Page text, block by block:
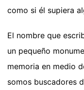
como si él supiera
El nombre que
un pequeño
memoria en medio
somos buscadores